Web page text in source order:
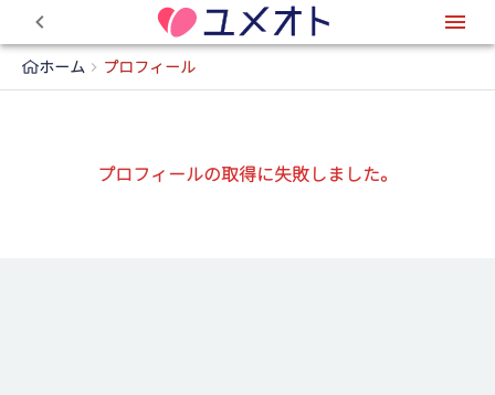
ホーム プロフィール
プロフィールの取得に失敗しました。